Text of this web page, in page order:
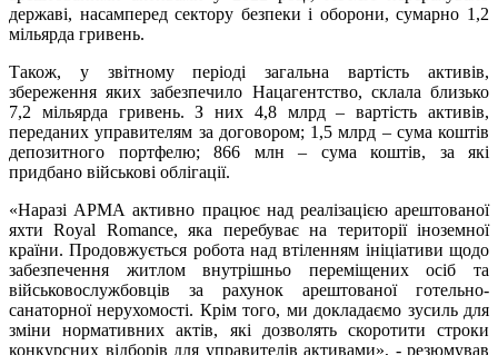
державі, насамперед сектору безпеки і оборони, сумарно 1,2
мільярда гривень.
Також, у звітному періоді загальна вартість активів,
збереження яких забезпечило Нацагентство, склала близько
7,2 мільярда гривень. З них 4,8 млрд – вартість активів,
переданих управителям за договором; 1,5 млрд – сума коштів
депозитного портфелю; 866 млн – сума коштів, за які
придбано військові облігації.
«Наразі АРМА активно працює над реалізацією арештованої
яхти Royal Romance, яка перебуває на території іноземної
країни. Продовжується робота над втіленням ініціативи щодо
забезпечення житлом внутрішньо переміщених осіб та
військовослужбовців за рахунок арештованої готельно-
санаторної нерухомості. Крім того, ми докладаємо зусиль для
зміни нормативних актів, які дозволять скоротити строки
конкурсних відборів для управителів активами», - резюмував